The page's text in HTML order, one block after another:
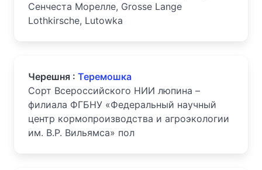
Сенчеста Морелле, Grosse Lange
Lothkirsche, Lutowka
Черешня : Теремошка
Сорт Всероссийского НИИ люпина –
филиала ФГБНУ «Федеральный научный
центр кормопроизводства и агроэкологии
им. В.Р. Вильямса» пол